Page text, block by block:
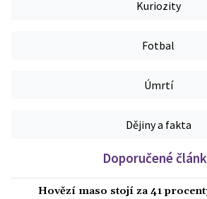
Kuriozity
Fotbal
Úmrtí
Dějiny a fakta
Doporučené
Hovězí maso stojí za 41